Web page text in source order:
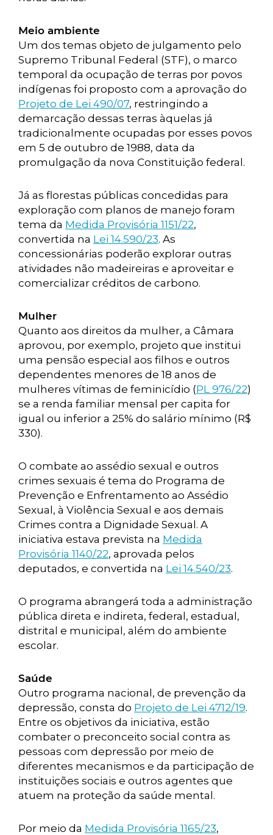
Meio ambiente
Um dos temas objeto de julgamento pelo
Supremo Tribunal Federal (STF), o marco
temporal da ocupação de terras por povos
indígenas foi proposto com a aprovação do
Projeto de Lei 490/07, restringindo a
demarcação dessas terras àquelas já
tradicionalmente ocupadas por esses povos
em 5 de outubro de 1988, data da
promulgação da nova Constituição federal.
Já as florestas públicas concedidas para
exploração com planos de manejo foram
tema da Medida Provisória 1151/22,
convertida na Lei 14.590/23. As
concessionárias poderão explorar outras
atividades não madeireiras e aproveitar e
comercializar créditos de carbono.
Mulher
Quanto aos direitos da mulher, a Câmara
aprovou, por exemplo, projeto que institui
uma pensão especial aos filhos e outros
dependentes menores de 18 anos de
mulheres vítimas de feminicídio (PL 976/22)
se a renda familiar mensal per capita for
igual ou inferior a 25% do salário mínimo (R$
330).
O combate ao assédio sexual e outros
crimes sexuais é tema do Programa de
Prevenção e Enfrentamento ao Assédio
Sexual, à Violência Sexual e aos demais
Crimes contra a Dignidade Sexual. A
iniciativa estava prevista na Medida
Provisória 1140/22, aprovada pelos
deputados, e convertida na Lei 14.540/23.
O programa abrangerá toda a administração
pública direta e indireta, federal, estadual,
distrital e municipal, além do ambiente
escolar.
Saúde
Outro programa nacional, de prevenção da
depressão, consta do Projeto de Lei 4712/19.
Entre os objetivos da iniciativa, estão
combater o preconceito social contra as
pessoas com depressão por meio de
diferentes mecanismos e da participação de
instituições sociais e outros agentes que
atuem na proteção da saúde mental.
Por meio da Medida Provisória 1165/23,